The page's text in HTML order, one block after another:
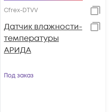
Cfrex-DTVV
Датчик влажности-
температуры
АРИДА
Под заказ